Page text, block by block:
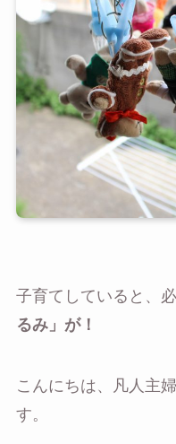
子育てしていると、
るみ」が！
こんにちは、凡人主
す。